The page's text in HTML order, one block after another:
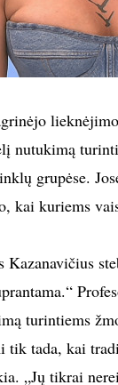
nutukimą
grupėse.
kai kuriems
turintiems
tada, kai
„Jų tikrai